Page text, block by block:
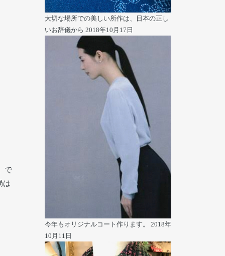
で
は
大切な場所での美しい所作は、日本の正し
いお辞儀から 2018年10月17日
今年もオリジナルコート作ります。
2018年
10月11日